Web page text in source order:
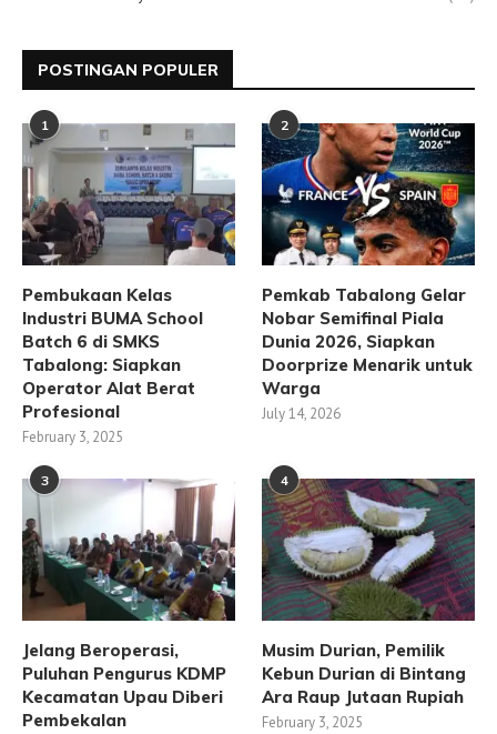
POSTINGAN POPULER
1
Pembukaan Kelas
Industri BUMA School
Batch 6 di SMKS
Tabalong: Siapkan
Operator Alat Berat
Profesional
February 3, 2025
2
Pemkab Tabalong Gelar
Nobar Semifinal Piala
Dunia 2026, Siapkan
Doorprize Menarik untuk
Warga
July 14, 2026
3
Jelang Beroperasi,
Puluhan Pengurus KDMP
Kecamatan Upau Diberi
Pembekalan
4
Musim Durian, Pemilik
Kebun Durian di Bintang
Ara Raup Jutaan Rupiah
February 3, 2025